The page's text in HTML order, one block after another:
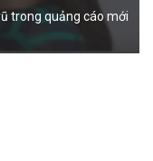
trong quảng cáo mới